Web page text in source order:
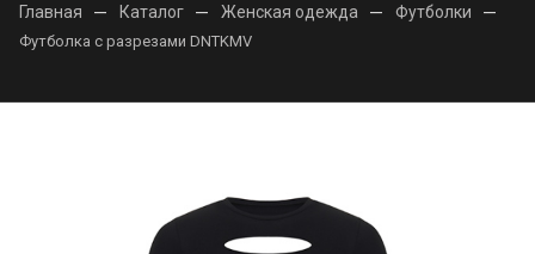
Главная — Каталог — Женская одежда — Футболки —
Футболка с разрезами DNTKMV